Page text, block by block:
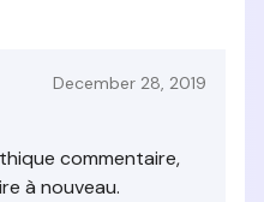
December 28, 2019
commentaire,
à nouveau.